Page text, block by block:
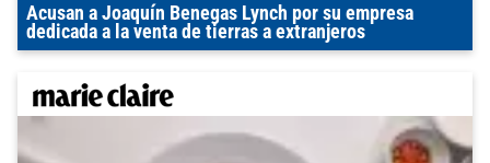
Acusan a Joaquín Benegas Lynch por su empresa
dedicada a la venta de tierras a extranjeros